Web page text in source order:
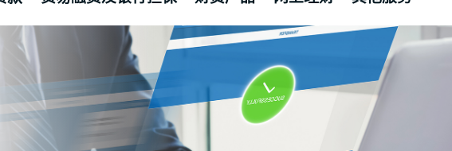
资、跨境转账 - 中国